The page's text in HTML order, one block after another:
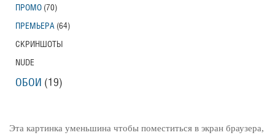
Эта картинка уменьшина чтобы поместиться в экран браузера,
ПРОМО (70)
ПРЕМЬЕРА (64)
СКРИНШОТЫ
NUDE
ОБОИ (19)